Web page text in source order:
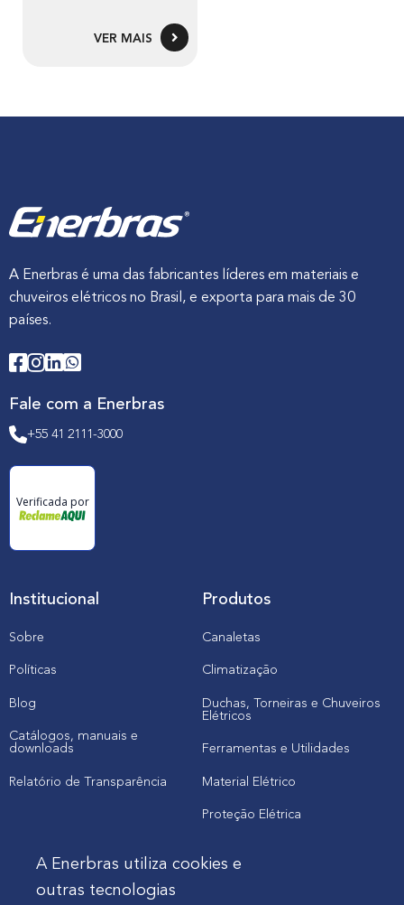
VER MAIS
A Enerbras é uma das fabricantes líderes em materiais e
chuveiros elétricos no Brasil, e exporta para mais de 30
países.
Fale com a Enerbras
+55 41 2111-3000
Verificada por
Institucional
Sobre
Políticas
Blog
Catálogos, manuais e
downloads
Relatório de Transparência
Produtos
Canaletas
Climatização
Duchas, Torneiras e Chuveiros
Elétricos
Ferramentas e Utilidades
Material Elétrico
Proteção Elétrica
Cliente
A Enerbras utiliza cookies e
outras tecnologias